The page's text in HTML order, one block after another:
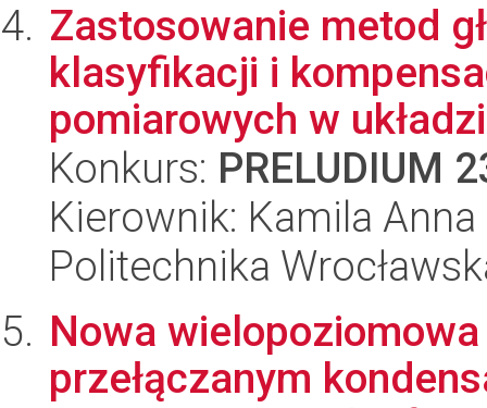
Zastosowanie metod
klasyfikacji i
pomiarowych w
Konkurs: PRELUDIUM
Kierownik: Kamila
Politechnika
Nowa
przełączanym